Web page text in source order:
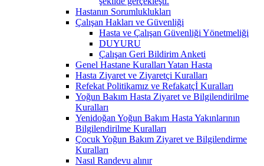
Hastanın Sorumluklukları
Çalışan Hakları ve Güvenliği
Hasta ve Çalışan Güvenliği Yönetmeliği
DUYURU
Çalışan Geri Bildirim Anketi
Genel Hastane Kuralları Yatan Hasta
Hasta Ziyaret ve Ziyaretçi Kuralları
Refekat Politikamız ve Refakatçİ Kuralları
Yoğun Bakım Hasta Ziyaret ve Bilgilendirilme
Kuralları
Yenidoğan Yoğun Bakım Hasta Yakınlarının
Bilgilendirilme Kuralları
Çocuk Yoğun Bakım Ziyaret ve Bilgilendirme
Kuralları
Nasıl Randevu alınır